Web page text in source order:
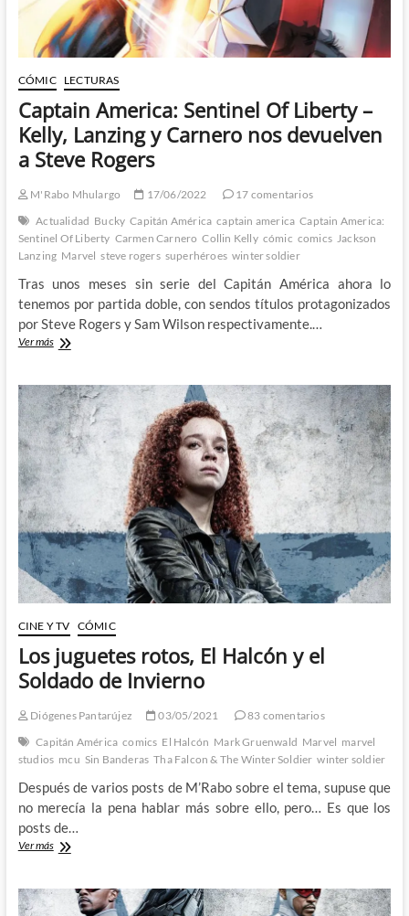
CÓMIC LECTURAS
Captain America: Sentinel Of Liberty –
Kelly, Lanzing y Carnero nos devuelven
a Steve Rogers
M'Rabo Mhulargo 17/06/2022
17 comentarios
Actualidad Bucky Capitán América captain america Captain America:
Sentinel Of Liberty Carmen Carnero Collin Kelly cómic comics Jackson
Lanzing Marvel steve rogers superhéroes winter soldier
Tras unos meses sin serie del Capitán América ahora lo
tenemos por partida doble, con sendos títulos protagonizados
por Steve Rogers y Sam Wilson respectivamente.…
Ver másCaptain
Of
Liberty
–
Kelly,
Lanzing
y
Carnero
devuelven
a
Steve
Rogers
CINE Y TV CÓMIC
Los juguetes rotos, El Halcón y el
Soldado de Invierno
Diógenes Pantarújez 03/05/2021
83 comentarios
Capitán América comics El Halcón Mark Gruenwald Marvel marvel
studios mcu Sin Banderas Tha Falcon & The Winter Soldier winter soldier
Después de varios posts de M’Rabo sobre el tema, supuse que
no merecía la pena hablar más sobre ello, pero… Es que los
posts de…
Ver másLos
Halcón